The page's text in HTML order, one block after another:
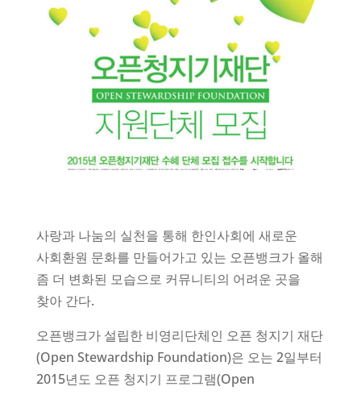
사랑과 나눔의 실천을 통해 한인사회에 새로운
사회환원 문화를 만들어가고 있는 오픈뱅크가 올해
좀 더 변화된 모습으로 커뮤니티의 어려운 곳을
찾아 간다.
오픈뱅크가 설립한 비영리단체인 오픈 청지기 재단
(Open Stewardship Foundation)은 오는 2일부터
2015년도 오픈 청지기 프로그램(Open